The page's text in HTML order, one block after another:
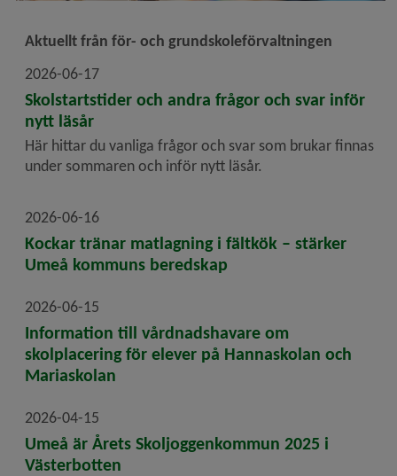
Aktuellt från för- och grundskoleförvaltningen
2026-06-17
Skolstartstider och andra frågor och svar inför
nytt läsår
Här hittar du vanliga frågor och svar som brukar finnas
under sommaren och inför nytt läsår.
2026-06-16
Kockar tränar matlagning i fältkök – stärker
Umeå kommuns beredskap
2026-06-15
Information till vårdnadshavare om
skolplacering för elever på Hannaskolan och
Mariaskolan
2026-04-15
Umeå är Årets Skoljoggenkommun 2025 i
Västerbotten